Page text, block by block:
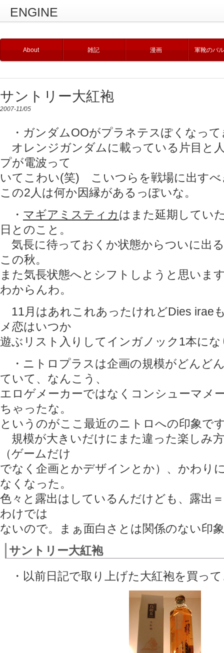
ENGINE
About 雑記 漫画 軍靴のバ
サントリー大紅袍
2007-11/05
・ガンダムOOがプラネテスぽくなって
オレンジガンダムに載っている片目と
プが電波って
いてこわい(笑) こいつらを戦場に出すべ
この2人は何か因縁があるっぽいな。
・ マギアミスティカはまた延期してい
日とのこと。
気長に待っておくか状態からついに出
この秋。
また気長状態へとシフトしようと思いま
わからんわ。
11月はあれこれあったけれどDies irae
メ恋はいつか
遊ぶリスト入りしてインガノック1本に
・ニトロプラスは企画の規模がどんど
ていて、なんこう、
エロゲメーカーではなくコンシューマメ
ちゃったな。
というのがここ最近のニトロへの印象で
規模が大きいだけにまた違った楽しみ
（ゲームだけ
でなく企画とかデザインとか）、かわり
なくなった。
色々と露出はしているんだけども、露出
わけでは
ないので。まぁ面白さとは関係のない印
サントリー大紅袍
・以前日記で取り上げた大紅袍を買っ